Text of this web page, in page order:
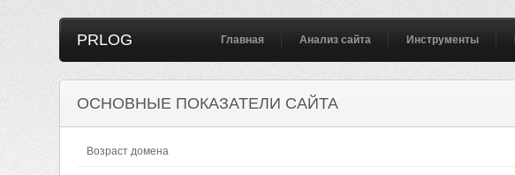
PRLOG Главная Анализ сайта Инструменты
ОСНОВНЫЕ ПОКАЗАТЕЛИ САЙТА
Возраст домена